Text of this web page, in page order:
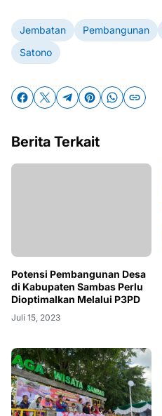
Jembatan Pembangunan
Satono
Berita Terkait
Potensi Pembangunan Desa
di Kabupaten Sambas Perlu
Dioptimalkan Melalui P3PD
Juli 15, 2023